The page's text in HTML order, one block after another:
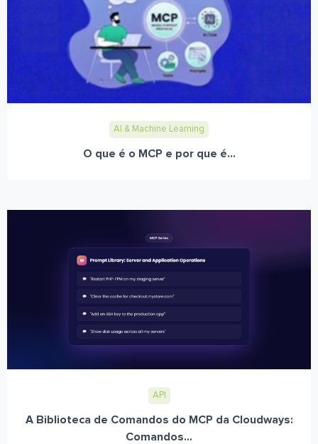
AI & Machine Learning
O que é o MCP e por que é...
API
A Biblioteca de Comandos do MCP da Cloudways:
Comandos...